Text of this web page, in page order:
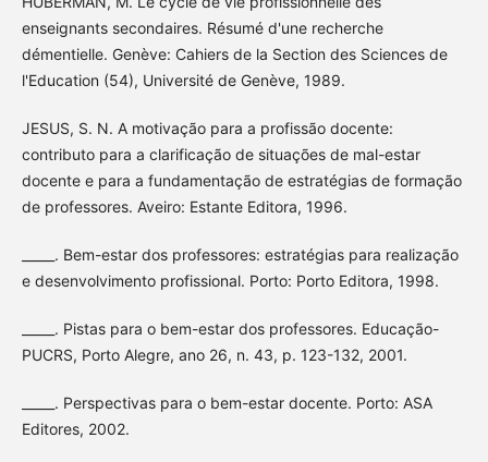
enseignants secondaires. Résumé d'une recherche
démentielle. Genève: Cahiers de la Section des Sciences de
l'Education (54), Université de Genève, 1989.
JESUS, S. N. A motivação para a profissão docente:
contributo para a clarificação de situações de mal-estar
docente e para a fundamentação de estratégias de formação
de professores. Aveiro: Estante Editora, 1996.
_____. Bem-estar dos professores: estratégias para realização
e desenvolvimento profissional. Porto: Porto Editora, 1998.
_____. Pistas para o bem-estar dos professores. Educação-
PUCRS, Porto Alegre, ano 26, n. 43, p. 123-132, 2001.
_____. Perspectivas para o bem-estar docente. Porto: ASA
Editores, 2002.